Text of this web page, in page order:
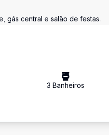
gás central e salão de festas.
3 Banheiros